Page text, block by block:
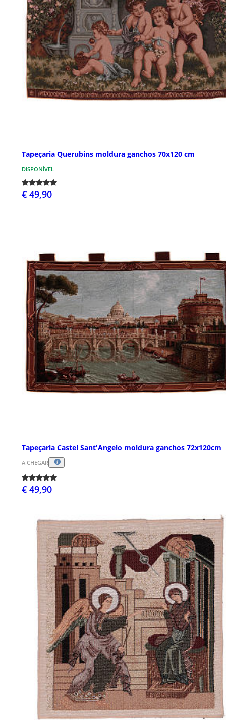
Tapeçaria Querubins moldura ganchos 70x120 cm
DISPONÍVEL
€ 49,90
Tapeçaria Castel Sant'Angelo moldura ganchos 72x120cm
A CHEGAR
€ 49,90